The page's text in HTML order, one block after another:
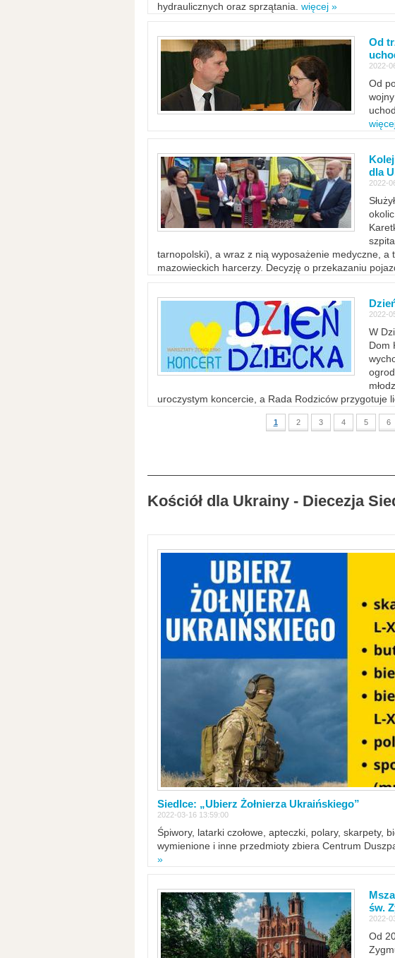
hydraulicznych oraz sprzątania. więcej »
Od
2022-
Od
dla
2022-
tarnopolski), a wraz z nią wyposażenie medyczne, a
mazowieckich harcerzy. Decyzję o przekazaniu
2022-
W
Dom
uroczystym koncercie, a Rada Rodziców przygotuje
1 2 3 4 5 6
Kościół dla Ukrainy - Diecezja
Siedlce: „Ubierz Żołnierza Ukraińskiego”
2022-03-16 13:59:00
Śpiwory, latarki czołowe, apteczki, polary, skarpety,
wymienione i inne przedmioty zbiera Centrum
»
św.
2022-
Od